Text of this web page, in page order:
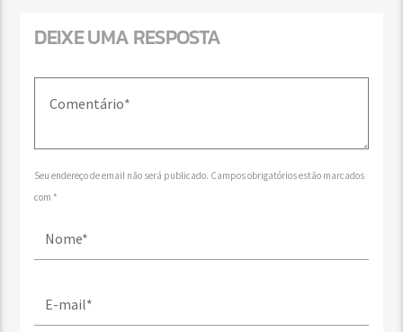
DEIXE UMA RESPOSTA
Seu endereço de email não será publicado. Campos obrigatórios estão marcados
com *